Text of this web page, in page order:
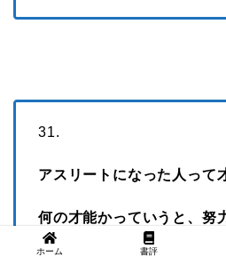
31.
アスリートになった人って
何の才能かっていうと、努
んです。
ホーム 書評